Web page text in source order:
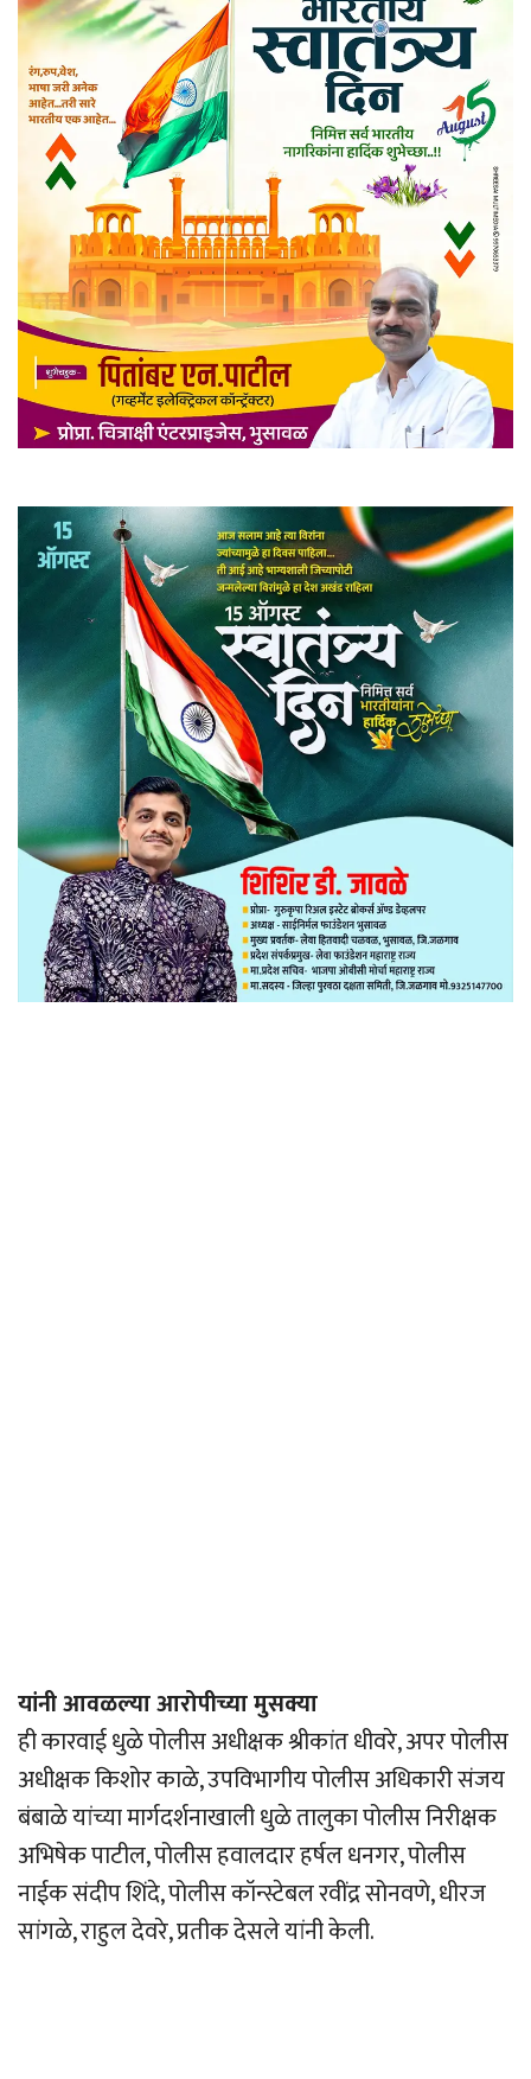
यांनी आवळल्या आरोपीच्या मुसक्या
ही कारवाई धुळे पोलीस अधीक्षक श्रीकांत धीवरे, अपर पोलीस
अधीक्षक किशोर काळे, उपविभागीय पोलीस अधिकारी संजय
बंबाळे यांच्या मार्गदर्शनाखाली धुळे तालुका पोलीस निरीक्षक
अभिषेक पाटील, पोलीस हवालदार हर्षल धनगर, पोलीस
नाईक संदीप शिंदे, पोलीस कॉन्स्टेबल रवींद्र सोनवणे, धीरज
सांगळे, राहुल देवरे, प्रतीक देसले यांनी केली.